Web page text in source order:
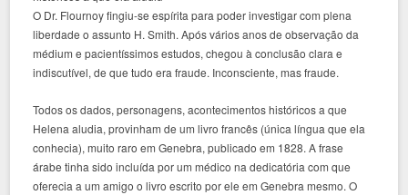
O Dr. Flournoy fingiu-se espírita para poder investigar com plena
liberdade o assunto H. Smith. Após vários anos de observação da
médium e pacientíssimos estudos, chegou à conclusão clara e
indiscutível, de que tudo era fraude. Inconsciente, mas fraude.
Todos os dados, personagens, acontecimentos históricos a que
Helena aludia, provinham de um livro francês (única língua que ela
conhecia), muito raro em Genebra, publicado em 1828. A frase
árabe tinha sido incluída por um médico na dedicatória com que
oferecia a um amigo o livro escrito por ele em Genebra mesmo. O